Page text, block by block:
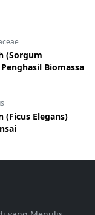
(Sorgum
Biomassa
(Ficus Elegans)